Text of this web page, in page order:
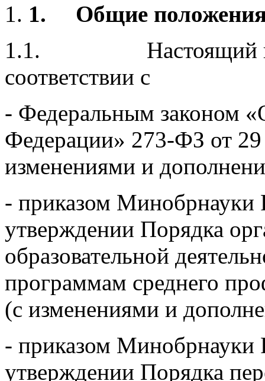
1. Общие
1.1. Настоящий
соответствии с
- Федеральным законом
Федерации» 273-ФЗ от 29
изменениями и
- приказом
утверждении Порядка
образовательной
программам среднего
(с изменениями и
- приказом
утверждении Порядка